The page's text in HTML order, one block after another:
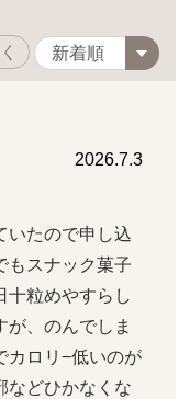
2026.7.3
いたので申し込
もスナック菓子
十粒めやすらし
が、のんでしま
カロリ−低いのが
などひかなくな